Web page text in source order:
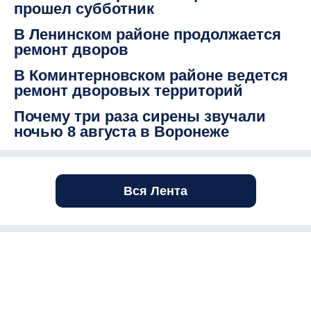
прошел субботник
В Ленинском районе продолжается
ремонт дворов
В Коминтерновском районе ведется
ремонт дворовых территорий
Почему три раза сирены звучали
ночью 8 августа в Воронеже
Вся Лента